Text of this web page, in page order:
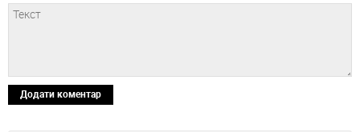
Додати коментар